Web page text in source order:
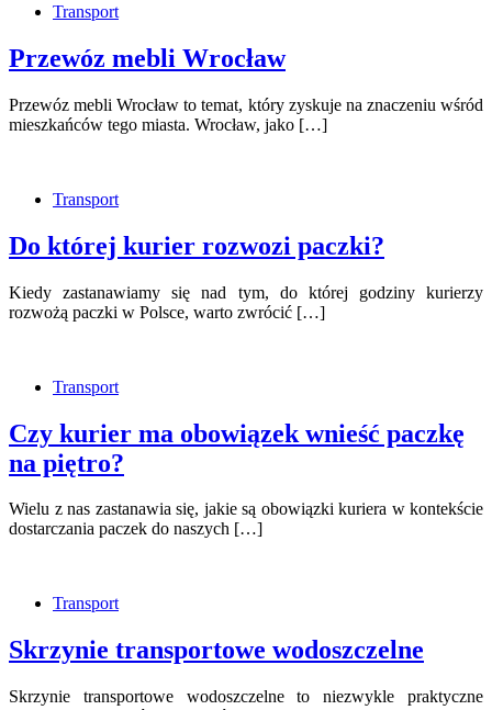
Transport
Przewóz mebli Wrocław
Przewóz mebli Wrocław to temat, który zyskuje na znaczeniu wśród
mieszkańców tego miasta. Wrocław, jako […]
Transport
Do której kurier rozwozi paczki?
Kiedy zastanawiamy się nad tym, do której godziny kurierzy
rozwożą paczki w Polsce, warto zwrócić […]
Transport
Czy kurier ma obowiązek wnieść paczkę
na piętro?
Wielu z nas zastanawia się, jakie są obowiązki kuriera w kontekście
dostarczania paczek do naszych […]
Transport
Skrzynie transportowe wodoszczelne
Skrzynie transportowe wodoszczelne to niezwykle praktyczne